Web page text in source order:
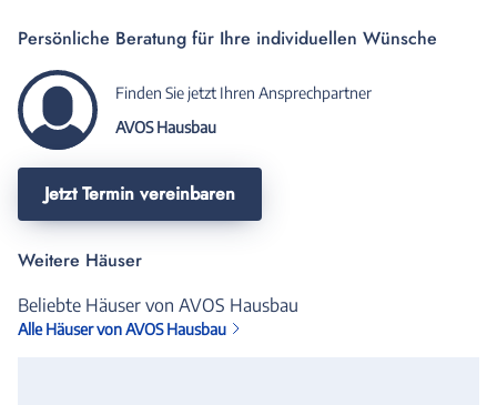
Persönliche Beratung für Ihre individuellen Wünsche
Finden Sie jetzt Ihren Ansprechpartner
AVOS Hausbau
Jetzt Termin vereinbaren
Weitere Häuser
Beliebte Häuser von AVOS Hausbau
Alle Häuser von AVOS Hausbau